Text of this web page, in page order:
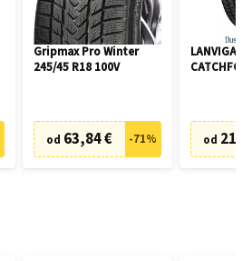
Gripmax Pro Winter
245/45 R18 100V
od 63,84 € -71% od